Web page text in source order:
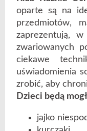
oparte są na
przedmiotów,
zaprezentują,
zwariowanych
ciekawe
uświadomienia
zrobić, aby
Dzieci będą
jajko